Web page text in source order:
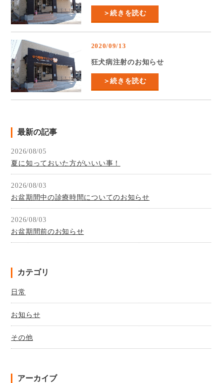
＞続きを読む
2020/09/13
狂犬病注射のお知らせ
＞続きを読む
最新の記事
2026/08/05
夏に知っておいた方がいいい事！
2026/08/03
お盆期間中の診療時間についてのお知らせ
2026/08/03
お盆期間前のお知らせ
カテゴリ
日常
お知らせ
その他
アーカイブ